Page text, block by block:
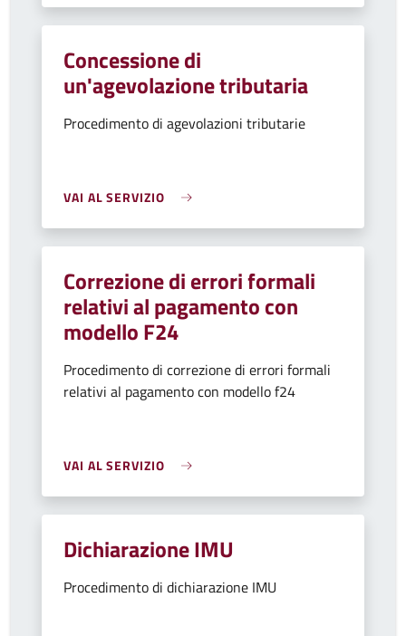
Concessione di
un'agevolazione tributaria
Procedimento di agevolazioni tributarie
VAI AL SERVIZIO
Correzione di errori formali
relativi al pagamento con
modello F24
Procedimento di correzione di errori formali
relativi al pagamento con modello f24
VAI AL SERVIZIO
Dichiarazione IMU
Procedimento di dichiarazione IMU